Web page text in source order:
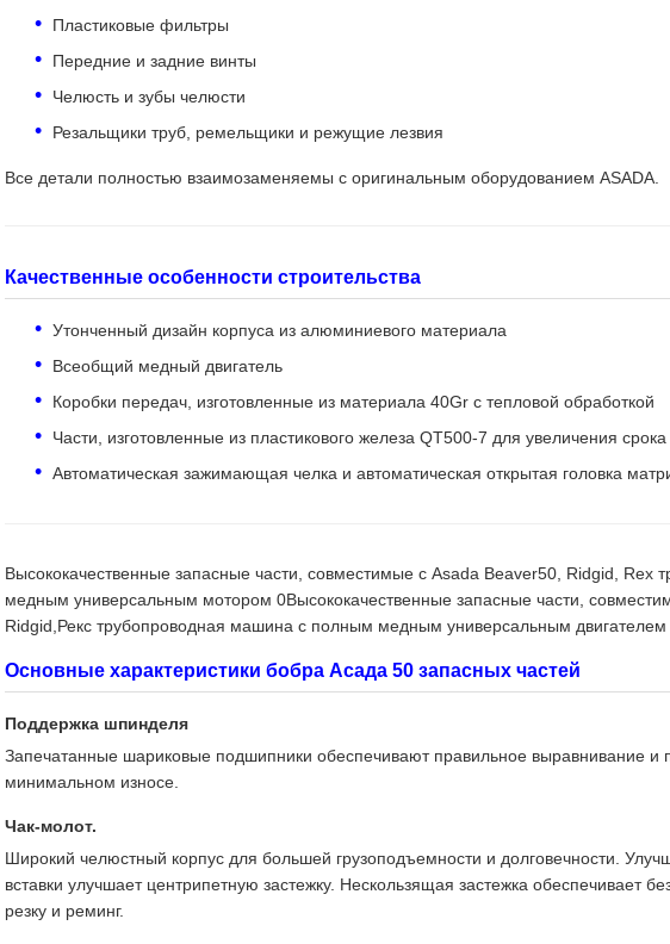
Пластиковые фильтры
Передние и задние винты
Челюсть и зубы челюсти
Резальщики труб, ремельщики и режущие лезвия
Все детали полностью взаимозаменяемы с оригинальным оборудованием ASADA.
Качественные особенности строительства
Утонченный дизайн корпуса из алюминиевого материала
Всеобщий медный двигатель
Коробки передач, изготовленные из материала 40Gr с тепловой обработкой
Части, изготовленные из пластикового железа QT500-7 для увеличения
Автоматическая зажимающая челка и автоматическая открытая головка
Высококачественные запасные части, совместимые с Asada Beaver50, Ridgid, Rex
медным универсальным мотором 0Высококачественные запасные части,
Ridgid,Рекс трубопроводная машина с полным медным универсальным двигателем
Основные характеристики бобра Асада 50 запасных частей
Поддержка шпинделя
Запечатанные шариковые подшипники обеспечивают правильное выравнивание и
минимальном износе.
Чак-молот.
Широкий челюстный корпус для большей грузоподъемности и долговечности.
вставки улучшает центрипетную застежку. Нескользящая застежка обеспечивает
резку и реминг.